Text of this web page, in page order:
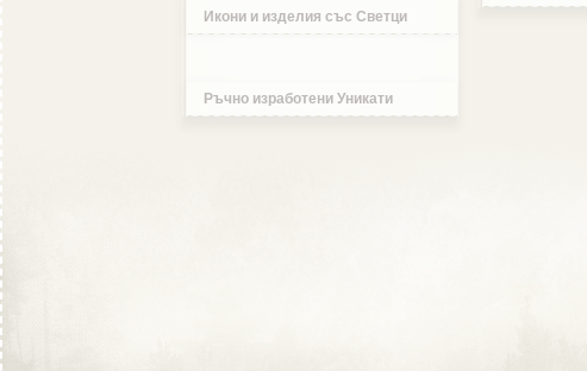
Икони и изделия със Светци
Ръчно изработени Уникати